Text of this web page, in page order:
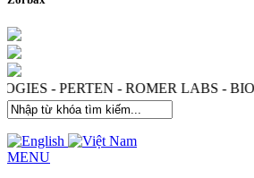
- PERTEN - ROMER LABS -
MENU